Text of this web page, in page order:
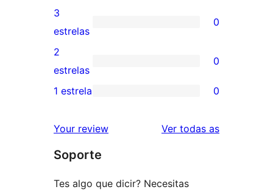
5
estrelas
valoracións
de
4
estrelas
0
valoracións
de
3
3
estrelas
0
0
valoracións
2
2
estrelas
0
de
1
1 estrela 0
Your review Ver todas asvaloracións
Soporte
Tes algo que dicir? Necesitas